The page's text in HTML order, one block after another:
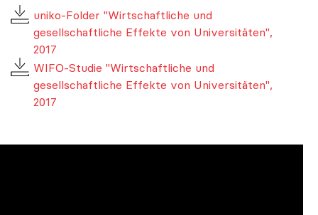
uniko-Folder "Wirtschaftliche und
gesellschaftliche Effekte von Universitäten",
2017
WIFO-Studie "Wirtschaftliche und
gesellschaftliche Effekte von Universitäten",
2017